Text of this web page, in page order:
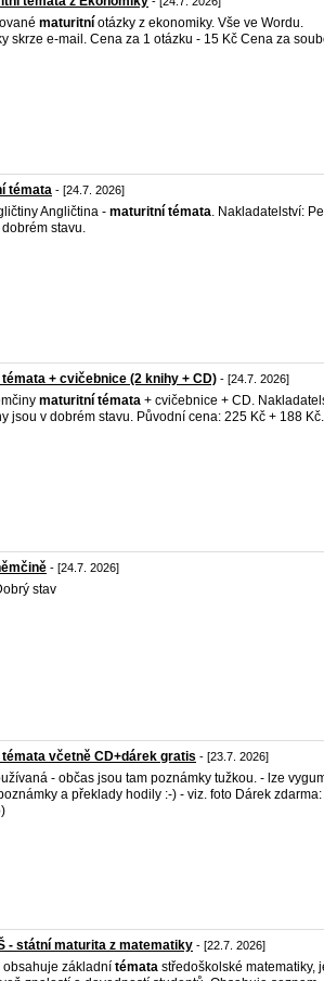
maturitní otázky z ekonomiky. Vše ve Wordu.
skrze e-mail. Cena za 1 otázku - 15 Kč Cena za
témata - [24.7. 2026]
Angličtina - maturitní témata. Nakladatelství:
stavu.
+ cvičebnice (2 knihy + CD) - [24.7. 2026]
maturitní témata + cvičebnice + CD.
jsou v dobrém stavu. Původní cena: 225 Kč + 188 Kč.
- [24.7. 2026]
stav
včetně CD+dárek gratis - [23.7. 2026]
- občas jsou tam poznámky tužkou. - lze
a překlady hodily :-) - viz. foto Dárek zdarma:
- státní maturita z matematiky - [22.7. 2026]
obsahuje základní témata středoškolské matematiky,